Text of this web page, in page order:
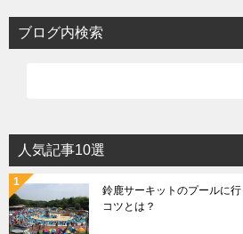
ブログ内検索
人気記事10選
鈴鹿サーキットのプールに
コツとは？